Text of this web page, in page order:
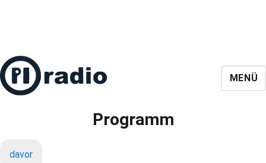
MENÜ
Programm
davor